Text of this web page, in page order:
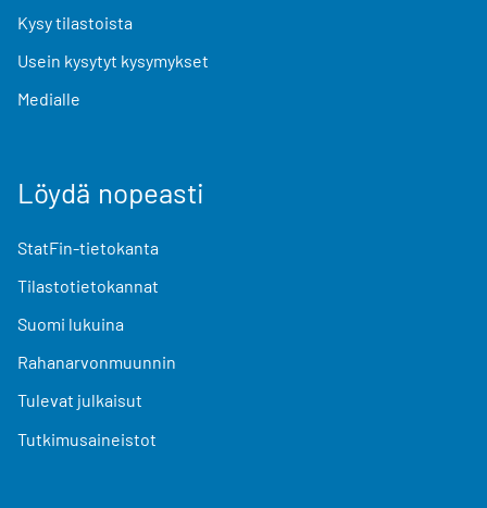
Kysy tilastoista
Usein kysytyt kysymykset
Medialle
Löydä nopeasti
StatFin-tietokanta
Tilastotietokannat
Suomi lukuina
Rahanarvonmuunnin
Tulevat julkaisut
Tutkimusaineistot